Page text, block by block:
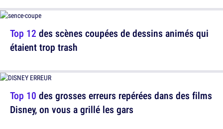
Top 12 des scènes coupées de dessins animés qui
étaient trop trash
Top 10 des grosses erreurs repérées dans des films
Disney, on vous a grillé les gars